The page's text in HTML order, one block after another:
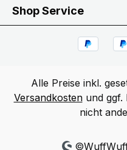
Shop Service
Alle Preise inkl.
Versandkostenund ggf.
nicht